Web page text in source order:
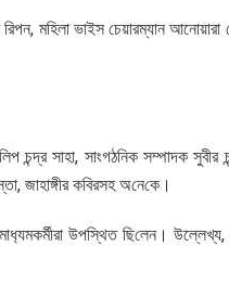
মহিলা ভাইস চেয়ারম্যান
চন্দ্র সাহা, সাংগঠনিক সম্পাদক সুবীর
জাহাঙ্গীর কবিরসহ অ‌নে‌কে।
উপ‌স্থিত ছি‌লেন।